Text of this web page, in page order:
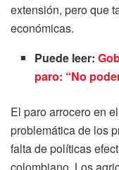
extensión, pero que
económicas.
Puede leer:
paro: “No
El paro arrocero en
problemática de los
falta de políticas
colombiano. Los